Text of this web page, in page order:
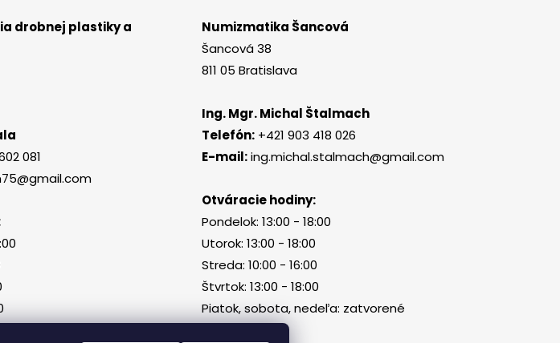
drobnej plastiky a
081
Numizmatika Šancová
Šancová 38
811 05 Bratislava
Ing. Mgr. Michal Štalmach
Telefón: +421 903 418 026
E-mail: ing.michal.stalmach@gmail.com
Otváracie hodiny:
Pondelok: 13:00 - 18:00
Utorok: 13:00 - 18:00
Streda: 10:00 - 16:00
Štvrtok: 13:00 - 18:00
Piatok, sobota, nedeľa: zatvorené